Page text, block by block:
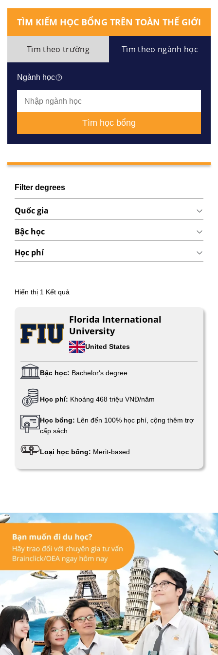
TÌM KIẾM HỌC BỔNG TRÊN TOÀN THẾ GIỚI
Tìm theo trường Tìm theo ngành học
Ngành học
Tìm học bổng
Filter degrees
Quốc gia
Bậc học
Học phí
Hiển thị 1 Kết quả
Florida International
University
United States
Bậc học: Bachelor's degree
Học phí: Khoảng 468 triệu VNĐ/năm
Học bổng: Lên đến 100% học phí, cộng thêm trợ
cấp sách
Loại học bổng: Merit-based